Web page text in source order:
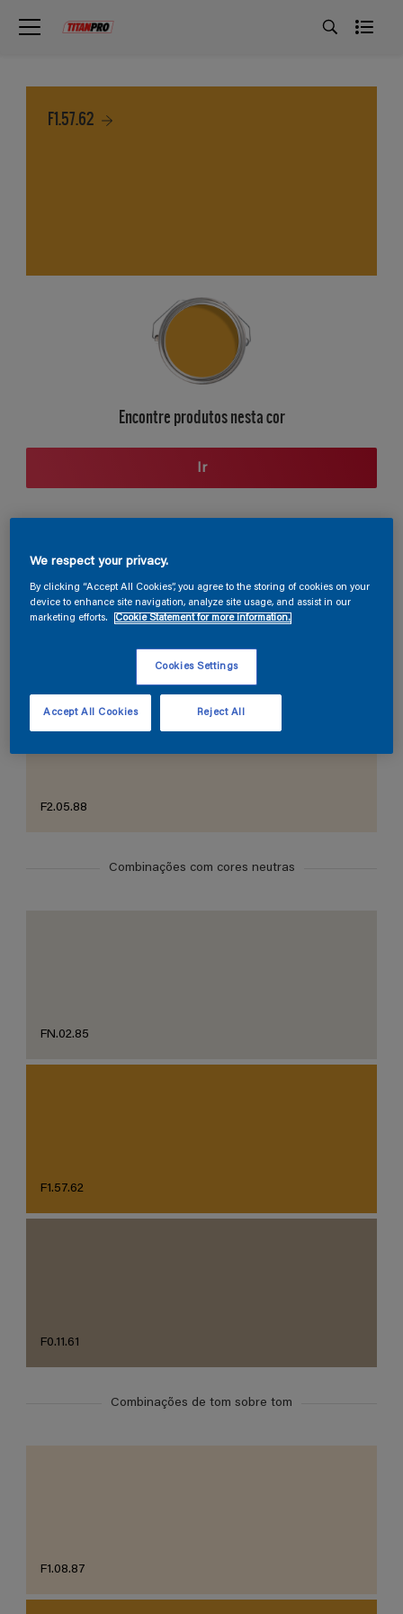
F1.57.62
Encontre produtos nesta cor
Ir
Seção de cores
F2.05.88
Combinações com cores neutras
FN.02.85
F1.57.62
F0.11.61
Combinações de tom sobre tom
F1.08.87
We respect your privacy.
By clicking “Accept All Cookies”, you agree to the storing of cookies on your
device to enhance site navigation, analyze site usage, and assist in our
marketing efforts.
Cookie Statement for more information.
Cookies Settings
Reject All
Accept All Cookies